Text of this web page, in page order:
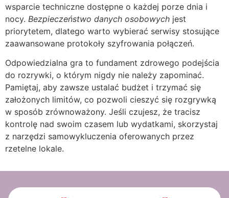
wsparcie techniczne dostępne o każdej porze dnia i
nocy. Bezpieczeństwo danych osobowych jest
priorytetem, dlatego warto wybierać serwisy stosujące
zaawansowane protokoły szyfrowania połączeń.
Odpowiedzialna gra to fundament zdrowego podejścia
do rozrywki, o którym nigdy nie należy zapominać.
Pamiętaj, aby zawsze ustalać budżet i trzymać się
założonych limitów, co pozwoli cieszyć się rozgrywką
w sposób zrównoważony. Jeśli czujesz, że tracisz
kontrolę nad swoim czasem lub wydatkami, skorzystaj
z narzędzi samowykluczenia oferowanych przez
rzetelne lokale.